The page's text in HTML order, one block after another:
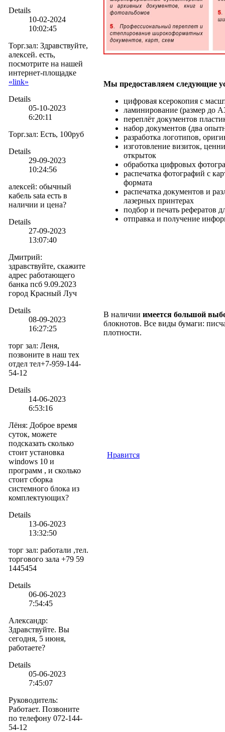
Details
10-02-2024
10:02:45
Торг.зал: Здравствуйте,
алексей. есть,
посмотрите на нашей
интернет-площадке
«link»
Details
05-10-2023
6:20:11
Торг.зал: Есть, 100руб
Details
29-09-2023
10:24:56
алексей: обычный
кабель sata есть в
наличии и цена?
Details
27-09-2023
13:07:40
Дмитрий:
здравствуйте, скажите
адрес работающего
банка псб 9.09.2023
город Красный Луч
Details
08-09-2023
16:27:25
торг зал: Леня,
позвоните в наш тех
отдел тел+7-959-144-
54-12
Details
14-06-2023
6:53:16
Лёня: Доброе время
суток, можете
подсказать сколько
стоит установка
windows 10 и
программ , и сколько
стоит сборка
системного блока из
комплектующих?
Details
13-06-2023
13:32:50
торг зал: работали ,тел.
торгового зала +79 59
1445454
Details
06-06-2023
7:54:45
Александр:
Здравствуйте. Вы
сегодня, 5 июня,
работаете?
Details
05-06-2023
7:45:07
Руководитель:
Работает. Позвоните
по телефону 072-144-
54-12
Мы предоставляем следующие
цифровая ксерокопия с
ламинирование (размер до
переплёт документов
набор документов (два
разработка логотипов,
изготовление визиток,
открыток
обработка цифровых
распечатка фотографий с
формата
распечатка документов и
лазерных принтерах
подбор и печать рефератов
отправка и получение
В наличии имеется большой
блокнотов. Все виды бумаги:
плотности.
Нравится